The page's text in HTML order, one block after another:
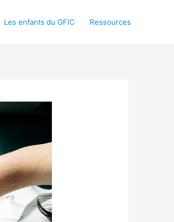
Les enfants du GFIC Ressources